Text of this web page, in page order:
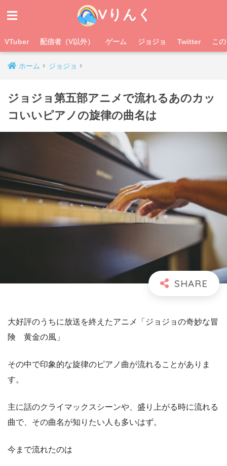
Vりんく
VTuber 配信者（V以外） ゲーム ジョジョ Twitter こ
ホーム ジョジョ
ジョジョ第五部アニメで流れるあのカッ
コいいピアノの旋律の曲名は
大好評のうちに放送を終えたアニメ「ジョジョの奇妙な冒
険 黄金の風」
その中で印象的な旋律のピアノ曲が流れることがありま
す。
主に話のクライマックスシーンや、盛り上がる時に流れる
曲で、その曲名が知りたい人も多いはず。
今まで流れたのは